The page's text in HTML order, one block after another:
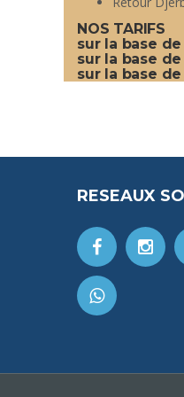
NOS TARIFS
sur la base
sur la base
sur la base
RESEAUX